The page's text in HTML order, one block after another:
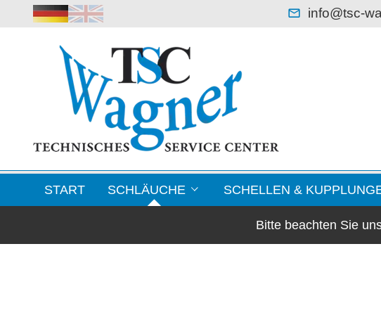
info@tsc-
START SCHLÄUCHE SCHELLEN &
Bitte beachten Sie